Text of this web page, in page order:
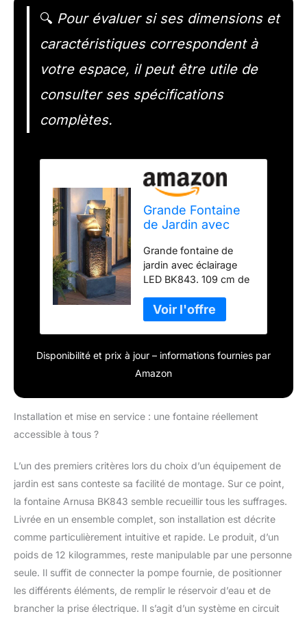
🔍 Pour évaluer si ses dimensions et
caractéristiques correspondent à
votre espace, il peut être utile de
consulter ses spécifications
complètes.
Grande Fontaine
de Jardin avec
Fontaine Cascade
décoration de
Jardin
Grande fontaine de
jardin avec éclairage
LED BK843. 109 cm de
en polyrésine et traitée
dans les moindres
détails. Les coques
inférieure et centrale
LED blanc chaud. De
piscine inférieure, qui
Une impressionnante
pièce de lumière et
d'eau. Hauteur : 109
Profondeur 42 cm
Poids environ 12 kg
sans eau Matériau :
Polyrésine LED : 3x
spot LED en blanc
chaud Pompe : 16W
750l/h Bloc
Disponibilité et prix à jour – informations fournies par
Amazon
Installation et mise en service : une fontaine réellement
accessible à tous ?
L’un des premiers critères lors du choix d’un équipement de
jardin est sans conteste sa facilité de montage. Sur ce point,
la fontaine Arnusa BK843 semble recueillir tous les suffrages.
Livrée en un ensemble complet, son installation est décrite
comme particulièrement intuitive et rapide. Le produit, d’un
poids de 12 kilogrammes, reste manipulable par une personne
seule. Il suffit de connecter la pompe fournie, de positionner
les différents éléments, de remplir le réservoir d’eau et de
brancher la prise électrique. Il s’agit d’un système en circuit